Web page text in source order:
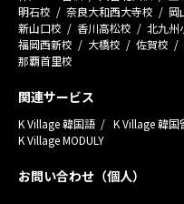
明石校
奈良大和西大寺校 岡
新山口校
香川高松校 北九州
福岡西新校
大橋校 佐賀校
那覇首里校
関連サービス
K Village 韓国語 K Village 韓国
K Village MODULY
お問い合わせ（個人）